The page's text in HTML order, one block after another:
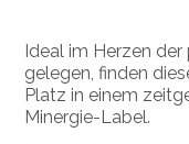
Ideal im Herzen
gelegen, finden
Platz in einem
Minergie-Label.